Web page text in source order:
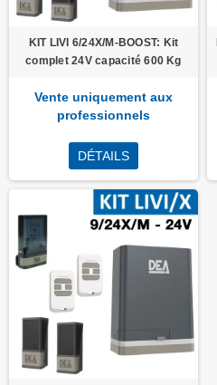
KIT LIVI 6/24X/M-BOOST: Kit
complet 24V capacité 600 Kg
Vente uniquement aux
professionnels
DÉTAILS